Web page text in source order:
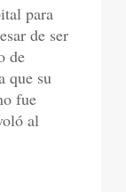
para
de ser
de
que su
fue
al